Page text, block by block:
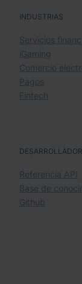
INDUSTRIAS
Servicios
iGaming
Comercio
Pagos
Fintech
Referencia API
Base de
Github